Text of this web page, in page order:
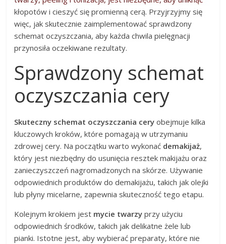
kłopotów i cieszyć się promienną cerą. Przyjrzyjmy się
więc, jak skutecznie zaimplementować sprawdzony
schemat oczyszczania, aby każda chwila pielęgnacji
przynosiła oczekiwane rezultaty.
Sprawdzony schemat
oczyszczania cery
Skuteczny schemat oczyszczania cery obejmuje kilka
kluczowych kroków, które pomagają w utrzymaniu
zdrowej cery. Na początku warto wykonać demakijaż,
który jest niezbędny do usunięcia resztek makijażu oraz
zanieczyszczeń nagromadzonych na skórze. Używanie
odpowiednich produktów do demakijażu, takich jak olejki
lub płyny micelarne, zapewnia skuteczność tego etapu.
Kolejnym krokiem jest mycie twarzy przy użyciu
odpowiednich środków, takich jak delikatne żele lub
pianki. Istotne jest, aby wybierać preparaty, które nie